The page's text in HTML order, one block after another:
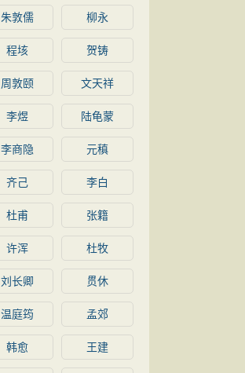
朱敦儒 柳永
程垓 贺铸
周敦颐 文天祥
李煜 陆龟蒙
李商隐 元稹
齐己 李白
杜甫 张籍
许浑 杜牧
刘长卿 贯休
温庭筠 孟郊
韩愈 王建